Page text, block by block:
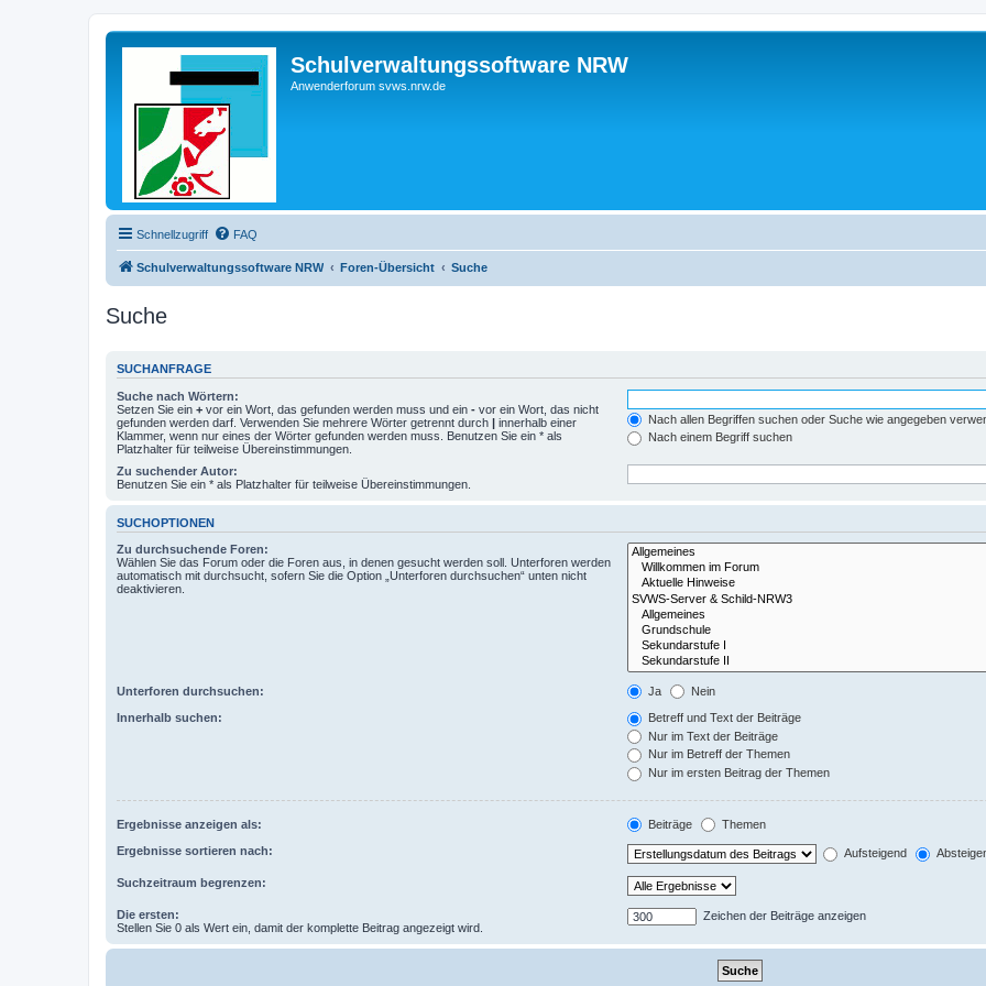
Schulverwaltungssoftware NRW
Anwenderforum svws.nrw.de
Schnellzugriff FAQ
Schulverwaltungssoftware NRW Foren-Übersicht Suche
Suche
SUCHANFRAGE
Suche nach Wörtern:
Setzen Sie ein + vor ein Wort, das gefunden werden muss und ein - vor ein Wort, das nicht
gefunden werden darf. Verwenden Sie mehrere Wörter getrennt durch | innerhalb einer
Klammer, wenn nur eines der Wörter gefunden werden muss. Benutzen Sie ein * als
Platzhalter für teilweise Übereinstimmungen.
Nach allen Begriffen suchen oder Suche wie angegeben
Nach einem Begriff suchen
Zu suchender Autor:
Benutzen Sie ein * als Platzhalter für teilweise Übereinstimmungen.
SUCHOPTIONEN
Zu durchsuchende Foren:
Wählen Sie das Forum oder die Foren aus, in denen gesucht werden soll. Unterforen werden
automatisch mit durchsucht, sofern Sie die Option „Unterforen durchsuchen“ unten nicht
deaktivieren.
Unterforen durchsuchen: Ja Nein
Innerhalb suchen:
Betreff und Text der Beiträge
Nur im Text der Beiträge
Nur im Betreff der Themen
Nur im ersten Beitrag der Themen
Ergebnisse anzeigen als: Beiträge Themen
Ergebnisse sortieren nach: Aufsteigend
Suchzeitraum begrenzen:
Die ersten:
Stellen Sie 0 als Wert ein, damit der komplette Beitrag angezeigt wird.
Zeichen der Beiträge anzeigen